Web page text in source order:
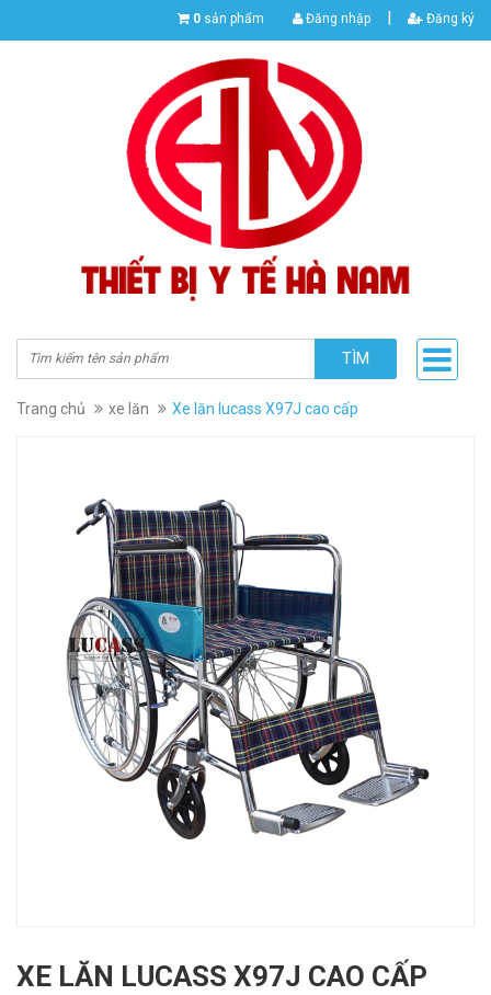
0 sản phẩm Đăng nhập | Đăng ký
TÌM
Trang chủ xe lăn Xe lăn lucass X97J cao cấp
XE LĂN LUCASS X97J CAO CẤP